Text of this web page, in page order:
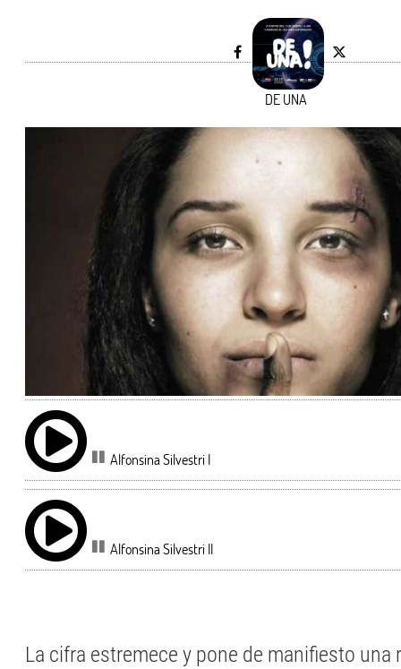
DE UNA
Alfonsina Silvestri I
Alfonsina Silvestri II
La cifra estremece y pone de manifiesto una